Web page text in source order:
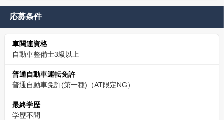
応募条件
車関連資格
自動車整備士3級以上
普通自動車運転免許
普通自動車免許(第一種)（AT限定NG）
最終学歴
学歴不問